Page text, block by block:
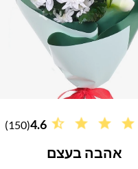
4.6
(150)
אהבה בעצם